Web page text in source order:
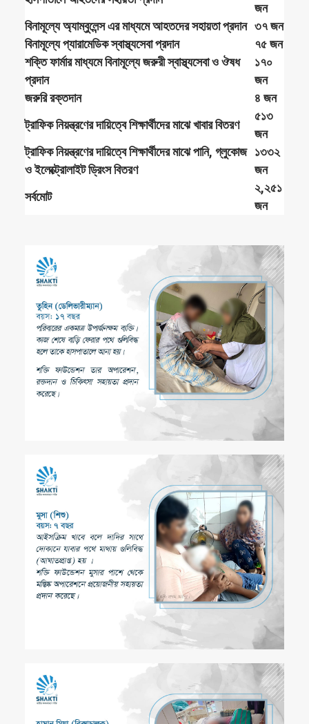
জন
বিনামূল্যে অ্যাম্বুলেন্স এর মাধ্যমে আহতদের সহায়তা প্রদান ৩৭ জন
বিনামূল্যে প্যারামেডিক স্বাস্থ্যসেবা প্রদান
৭৫ জন
শক্তি ফার্মার মাধ্যমে বিনামূল্যে জরুরী স্বাস্থ্যসেবা ও ঔষধ
প্রদান
১৭০
জন
জরুরি রক্তদান
৪ জন
ট্রাফিক নিয়ন্ত্রণের দায়িত্বে শিক্ষার্থীদের মাঝে খাবার বিতরণ
৫১৩
জন
ট্রাফিক নিয়ন্ত্রণের দায়িত্বে শিক্ষার্থীদের মাঝে পানি, গ্লুকোজ
ও ইলেক্ট্রোলাইট ড্রিংস বিতরণ
১৩৩২
জন
সর্বমোট
২,২৫১
জন